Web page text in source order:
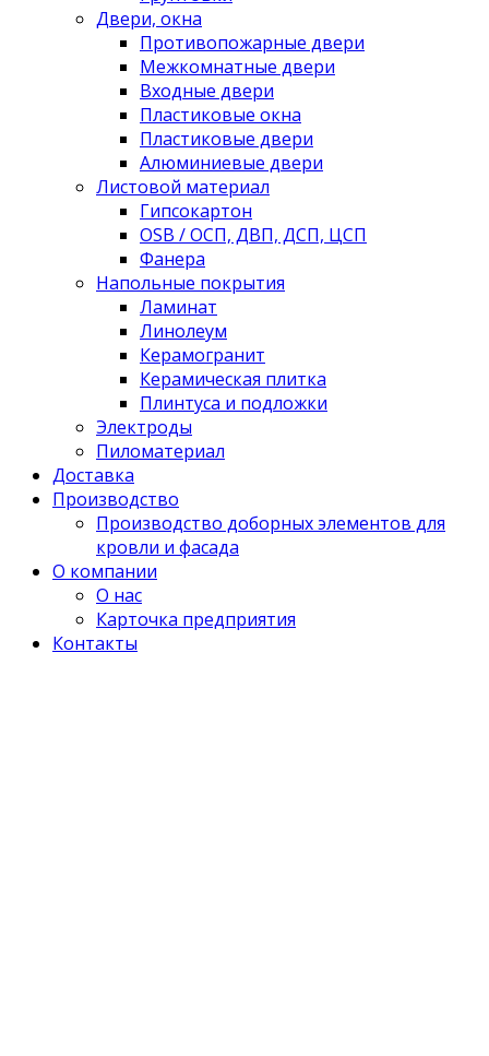
Двери, окна
Противопожарные двери
Межкомнатные двери
Входные двери
Пластиковые окна
Пластиковые двери
Алюминиевые двери
Листовой материал
Гипсокартон
OSB / ОСП, ДВП, ДСП, ЦСП
Фанера
Напольные покрытия
Ламинат
Линолеум
Керамогранит
Керамическая плитка
Плинтуса и подложки
Электроды
Пиломатериал
Доставка
Производство
Производство доборных элементов для
кровли и фасада
О компании
О нас
Карточка предприятия
Контакты